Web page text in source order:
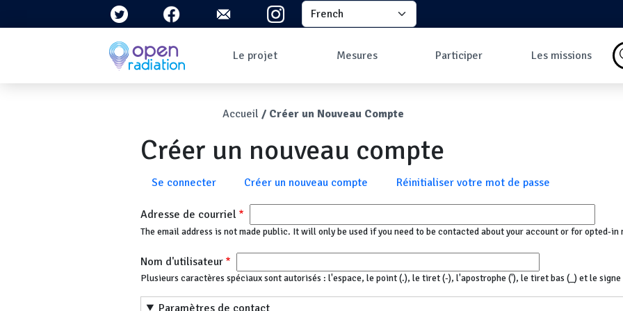
Aller au contenu principal Select your language
Le projet
Qu'est-ce que la
Lettres
Mesures
Les données
Carte des mesures
Tableau de bord
commentées
Participer
la communauté ?
Les missions
Fil d'Ariane
Accueil Créer un Nouveau Compte
Créer un nouveau compte
Onglets principaux
Se connecter Créer un nouveau compte Réinitialiser votre mot de passe
Adresse de courriel
The email address is not made public. It will only be used if you need to be contacted about your account or for opted-
Nom d'utilisateur
Plusieurs caractères spéciaux sont autorisés : l'espace, le point (.), le tiret (-), l'apostrophe ('), le tiret bas (_) et le signe
Paramètres de contact